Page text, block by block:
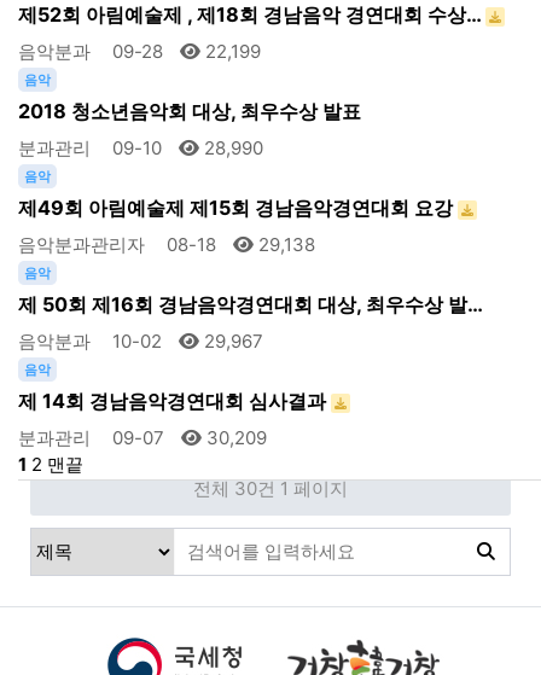
제52회 아림예술제 , 제18회 경남음악 경연대회 수상…
음악분과 09-28 22,199
음악
2018 청소년음악회 대상, 최우수상 발표
분과관리 09-10 28,990
음악
제49회 아림예술제 제15회 경남음악경연대회 요강
음악분과관리자 08-18 29,138
음악
제 50회 제16회 경남음악경연대회 대상, 최우수상 발…
음악분과 10-02 29,967
음악
제 14회 경남음악경연대회 심사결과
분과관리 09-07
30,209
1 2 맨끝
전체 30건 1 페이지